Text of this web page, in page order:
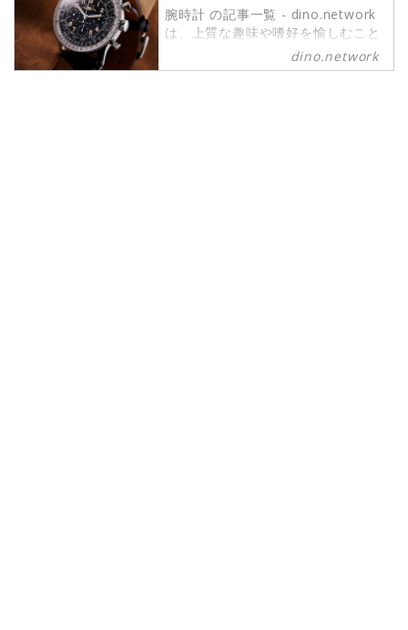
腕時計 の記事一覧 - dino.network
は、上質な趣味や嗜好を愉しむこと
ができるパワーピープルのために、
2019年8月1日に創刊されたライフ
dino.network